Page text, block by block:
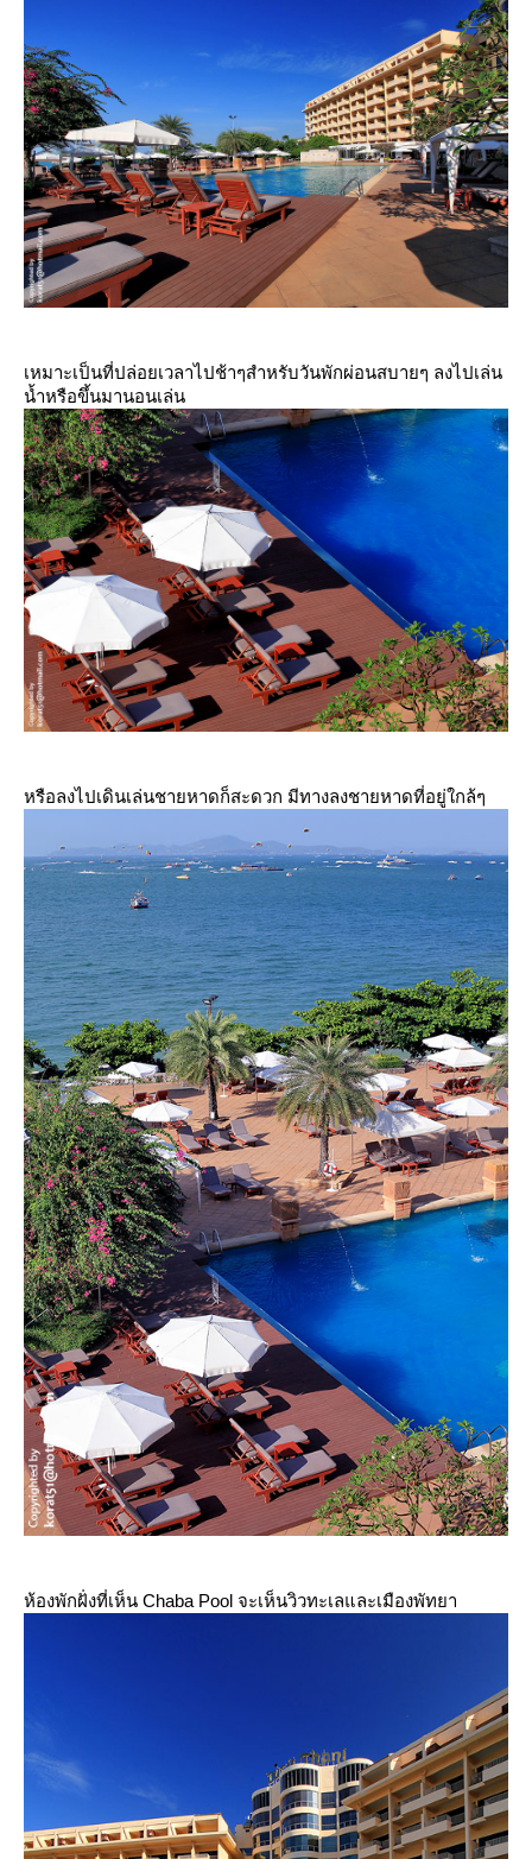
เหมาะเป็นที่ปล่อยเวลาไปช้าๆสำหรับวันพักผ่อนสบายๆ ลงไปเล่น
น้ำหรือขึ้นมานอนเล่น
หรือลงไปเดินเล่นชายหาดก็สะดวก มีทางลงชายหาดที่อยู่ใกล้ๆ
ห้องพักฝั่งที่เห็น Chaba Pool จะเห็นวิวทะเลและเมืองพัทยา